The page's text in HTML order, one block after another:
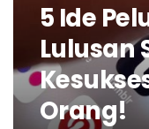
5 Ide
Lulusan
Orang!